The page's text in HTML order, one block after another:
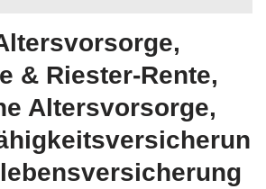
& Riester-Rente,
Altersvorsorge,